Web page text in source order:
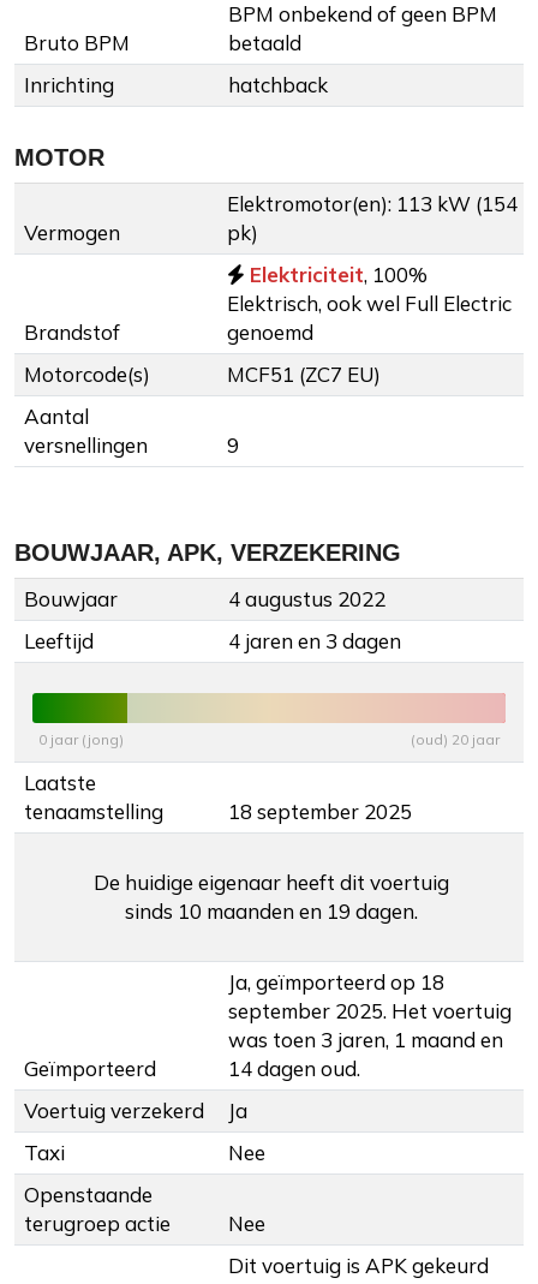
Bruto BPM
BPM onbekend of geen BPM
betaald
Inrichting
hatchback
MOTOR
Vermogen
Elektromotor(en): 113 kW (154
pk)
Brandstof
Elektriciteit, 100%
Elektrisch, ook wel Full Electric
genoemd
Motorcode(s)
MCF51 (ZC7 EU)
Aantal
versnellingen
9
BOUWJAAR, APK, VERZEKERING
Bouwjaar
4 augustus 2022
Leeftijd
4 jaren en 3 dagen
0 jaar (jong) (oud) 20 jaar
Laatste
tenaamstelling
18 september 2025
De huidige eigenaar heeft dit voertuig
sinds 10 maanden en 19 dagen.
Geïmporteerd
Ja, geïmporteerd op 18
september 2025. Het voertuig
was toen 3 jaren, 1 maand en
14 dagen oud.
Voertuig verzekerd
Ja
Taxi
Nee
Openstaande
terugroep actie
Nee
Dit voertuig is APK gekeurd